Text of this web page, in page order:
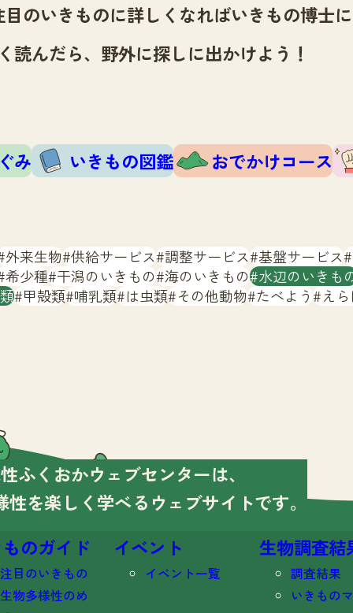
のいきものに詳しくなればいきもの博士
読んだら、野外に探しに出かけよう！
み いきもの図鑑 おでかけコース
外来生物 供給サービス 調整サービス 基盤サービス
希少種 干潟のいきもの 海のいきもの 水辺のいきも
甲殻類 哺乳類 は虫類 その他動物 たべよう え
ふくおかウェブセンターは、
性を楽しく学べる ウェブサイトです。
のガイド
注目のいきもの
生物多様性のめ
イベント
イベント一覧
生物調査結
調査結果
いきもの